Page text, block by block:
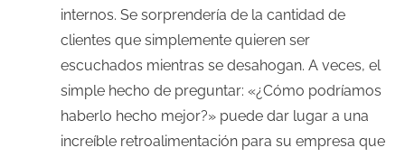
internos. Se sorprendería de la cantidad de
clientes que simplemente quieren ser
escuchados mientras se desahogan. A veces, el
simple hecho de preguntar: «¿Cómo podríamos
haberlo hecho mejor?» puede dar lugar a una
increíble retroalimentación para su empresa que